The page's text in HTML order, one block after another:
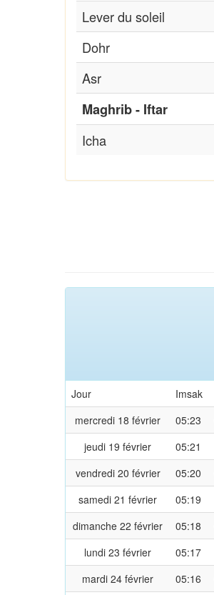
Lever du soleil
Dohr
Asr
Maghrib - Iftar
Icha
Jour Imsak
mercredi 18 février
05:23
jeudi 19 février
05:21
vendredi 20 février
05:20
samedi 21 février
05:19
dimanche 22 février
05:18
lundi 23 février
05:17
mardi 24 février
05:16